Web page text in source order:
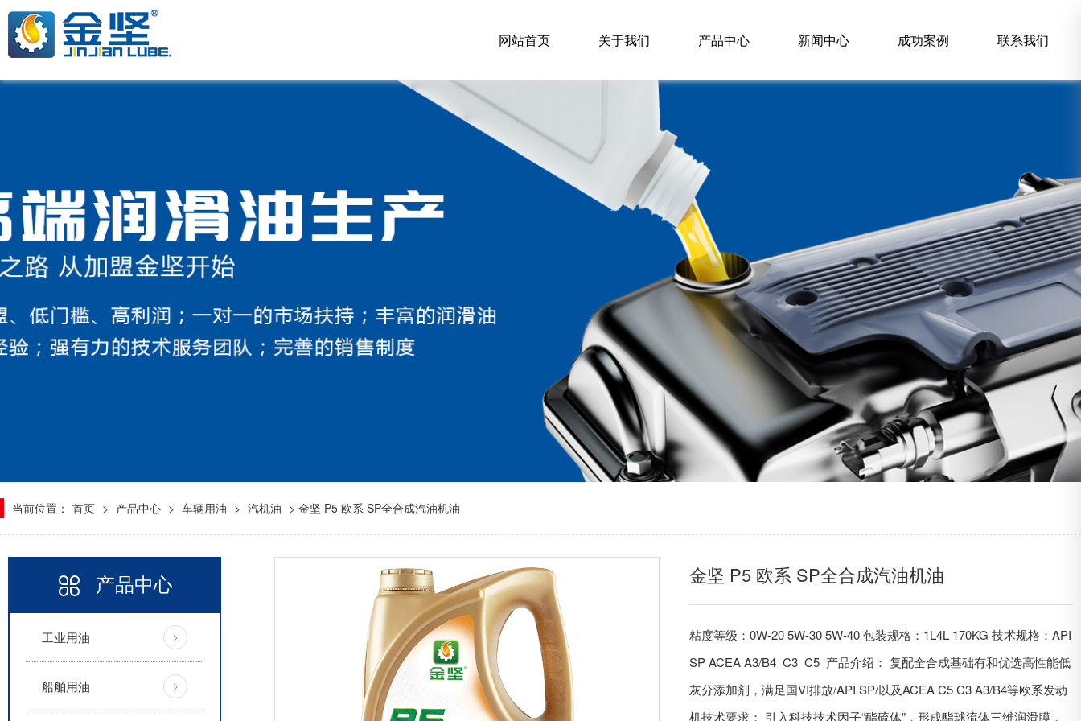
网站首页 关于我们 产品中心 新闻中心 成功案例 联系我们
当前位置： 首页 > 产品中心 > 车辆用油 > 汽机油 > 金坚 P5 欧系 SP全合成汽油机油
产品中心
工业用油
船舶用油
金坚 P5 欧系 SP全合成汽油机油
粘度等级：0W-20 5W-30 5W-40 包装规格：1L4L 170KG 技术规格：API
SP ACEA A3/B4 C3 C5 产品介绍： 复配全合成基础有和优选高性能低
灰分添加剂，满足国VI排放/API SP/以及ACEA C5 C3 A3/B4等欧系发动
机技术要求； 引入科技技术因子“酯硫体”，形成酯球流体三维润滑膜，